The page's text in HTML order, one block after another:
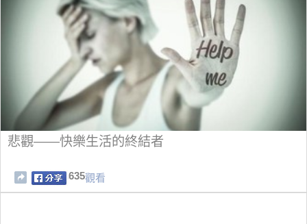
悲觀——快樂生活的終結者
635觀看